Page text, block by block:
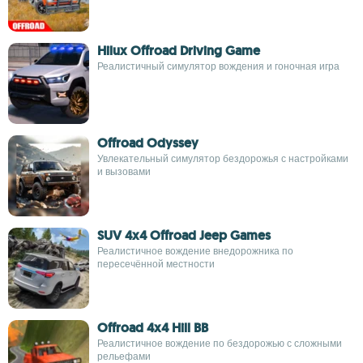
Hilux Offroad Driving Game
Реалистичный симулятор вождения и гоночная игра
Offroad Odyssey
Увлекательный симулятор бездорожья с настройками
и вызовами
SUV 4x4 Offroad Jeep Games
Реалистичное вождение внедорожника по
пересечённой местности
Offroad 4x4 Hill BB
Реалистичное вождение по бездорожью с сложными
рельефами